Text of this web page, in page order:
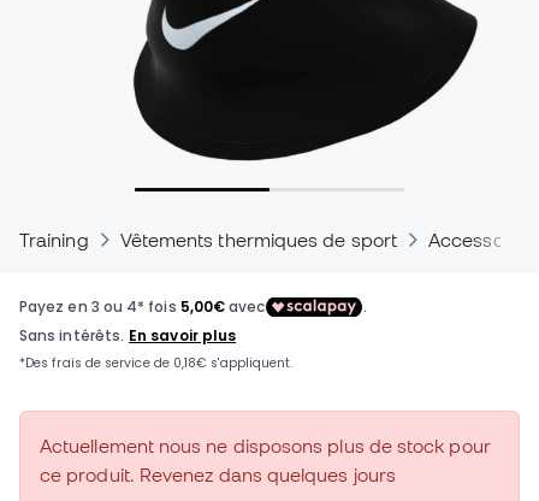
Training Vêtements thermiques de sport
Actuellement nous ne disposons plus de stock pour
ce produit. Revenez dans quelques jours